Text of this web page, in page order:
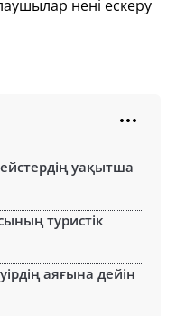
нені ескеру
уақытша
туристік
аяғына дейін